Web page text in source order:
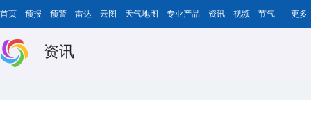
首页 预报 预警 雷达 云图 天气地图 专业产品 资讯 视频 节气 更多
资讯